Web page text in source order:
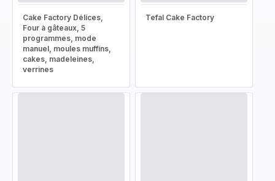
Cake Factory Délices,
Four à gâteaux, 5
programmes, mode
manuel, moules muffins,
cakes, madeleines,
verrines
Tefal Cake Factory